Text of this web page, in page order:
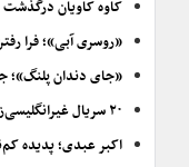
کاوه کاویان درگذشت
«روسری آبی»؛ فرا
«جای دندان پلنگ»؛
۲۰ سریال غیرانگلیسی‌زبان برگزیده سال‌های اخیر
اکبر عبدی؛ پدیده